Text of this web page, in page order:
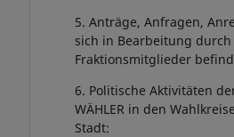
5. Anträge, Anfragen,
sich in Bearbeitung durch
Fraktionsmitglieder
6. Politische Aktivitäten
WÄHLER in den
Stadt: